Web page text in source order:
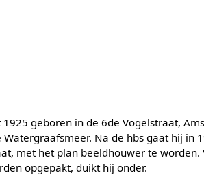
geboren in de 6de Vogelstraat,
Na de hbs gaat hij in
met het plan beeldhouwer te
opgepakt, duikt hij onder.